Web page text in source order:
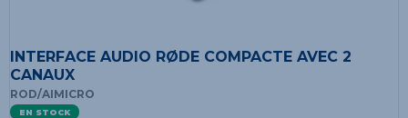
INTERFACE AUDIO RØDE COMPACTE AVEC 2
CANAUX
ROD/AIMICRO
EN STOCK